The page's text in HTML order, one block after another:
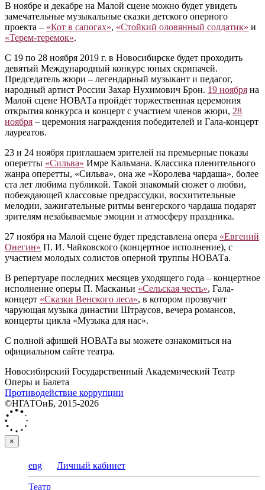
В ноябре и декабре на Малой сцене можно будет увидеть
замечательные музыкальные сказки детского оперного
проекта – «Кот в сапогах», «Стойкий оловянный солдатик» и
«Терем-теремок».
С 19 по 28 ноября 2019 г. в Новосибирске будет проходить
девятый Международный конкурс юных скрипачей.
Председатель жюри – легендарный музыкант и педагог,
народный артист России Захар Нухимович Брон. 19 ноября на
Малой сцене НОВАТа пройдёт торжественная церемония
открытия конкурса и концерт с участием членов жюри, 28
ноября – церемония награждения победителей и Гала-концерт
лауреатов.
23 и 24 ноября приглашаем зрителей на премьерные показы
оперетты «Сильва» Имре Кальмана. Классика пленительного
жанра оперетты, «Сильва», она же «Королева чардаша», более
ста лет любима публикой. Такой знакомый сюжет о любви,
побеждающей классовые предрассудки, восхитительные
мелодии, зажигательные ритмы венгерского чардаша подарят
зрителям незабываемые эмоции и атмосферу праздника.
27 ноября на Малой сцене будет представлена опера «Евгений
Онегин» П. И. Чайковского (концертное исполнение), с
участием молодых солистов оперной труппы НОВАТа.
В репертуаре последних месяцев уходящего года – концертное
исполнение оперы П. Масканьи «Сельская честь», Гала-
концерт «Сказки Венского леса», в котором прозвучит
чарующая музыка династии Штраусов, вечера романсов,
концерты цикла «Музыка для нас».
С полной афишей НОВАТа вы можете ознакомиться на
официальном сайте театра.
Новосибирский Государственный Академический Театр
Оперы и Балета
Противодействие коррупции
©НГАТОиБ, 2015-2026
×
eng Личный кабинет
Театр